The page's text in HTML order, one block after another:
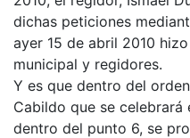
dichas peticiones
ayer 15 de abril 2010
municipal y regidores.
Y es que dentro del
Cabildo que se celebrará
dentro del punto 6, se